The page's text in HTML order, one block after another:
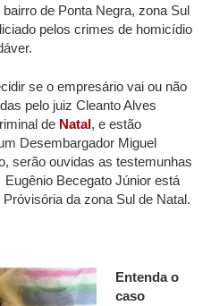
de Ponta Negra, zona Sul
pelos crimes de homicídio
se o empresário vai ou não
pelo juiz Cleanto Alves
de Natal, e estão
Desembargador Miguel
serão ouvidas as testemunhas
Becegato Júnior está
da zona Sul de Natal.
Entenda o
caso